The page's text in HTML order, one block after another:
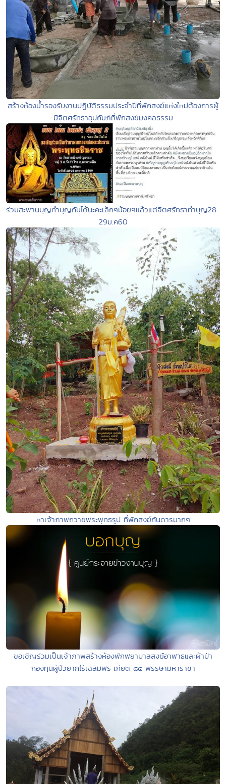
สร้างห้องน้ำรองรับงานปฏิบัติธรรมประจำปีที่พักสงฆ์แห่งใหม่ต้องการผู้
มีจิตศรัทธาอุปถัมภ์ที่พักสงฆ์มงคลธรรม
ร่วมสะพานบุญทำบุญกันได้นะคะเล็กๆน้อยๆแล้วแต่จิตศรัทธาทำบุญ28-
29ม.ค60
หาเจ้าภาพถวายพระพุทธรูป ที่พักสงฆ์กันดารมากๆ
ขอเชิญร่วมเป็นเจ้าภาพสร้างห้องพักพยาบาลสงฆ์อาพาธและผ้าป่า
กองทุนผู้ป่วยากไร้เฉลิมพระเกียติ ๘๔ พรรษามหาราชา